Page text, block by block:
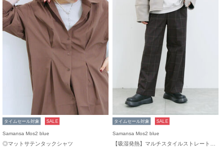
タイムセール対象 SALE
Samansa Mos2 blue
◎マットサテンタックシャツ
タイムセール対象 SALE
Samansa Mos2 blue